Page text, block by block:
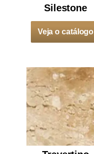
Silestone
Veja o catálogo